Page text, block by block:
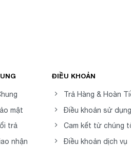
mật
trả
nhận
ĐIỀU KHOẢN
Trả Hàng & Hoàn
Điều khoản sử dụng
Cam kết từ chúng
Điều khoản dịch vụ